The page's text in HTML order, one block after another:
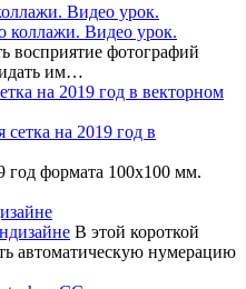
Видео урок.
восприятие фотографий
им…
на 2019 год в векторном
год формата 100х100 мм.
В этой короткой
автоматическую нумерацию